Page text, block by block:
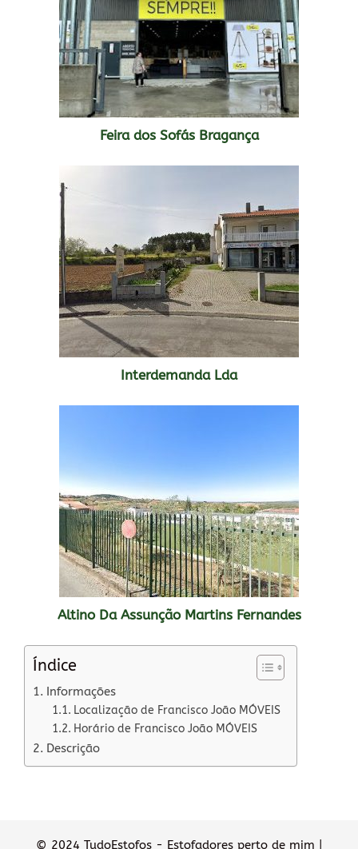
Feira dos Sofás Bragança
Interdemanda Lda
Altino Da Assunção Martins Fernandes
Índice
Informações
Localização de Francisco João MÓVEIS
Horário de Francisco João MÓVEIS
Descrição
© 2024 TudoEstofos - Estofadores perto de mim |